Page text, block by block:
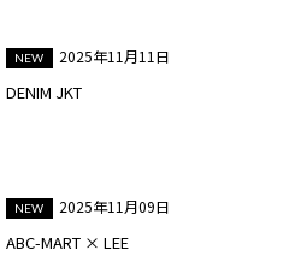
2025年11月11日
DENIM JKT
2025年11月09日
ABC-MART × LEE